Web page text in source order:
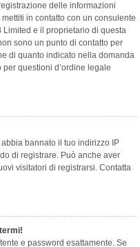
delle informazioni
in contatto con un consulente
Limited e il proprietario di questa
sono un punto di contatto per
di quanto indicato nella domanda
questioni d’ordine legale
bannato il tuo indirizzo IP
di registrare. Può anche aver
visitatori di registrarsi. Contatta
e password esattamente. Se